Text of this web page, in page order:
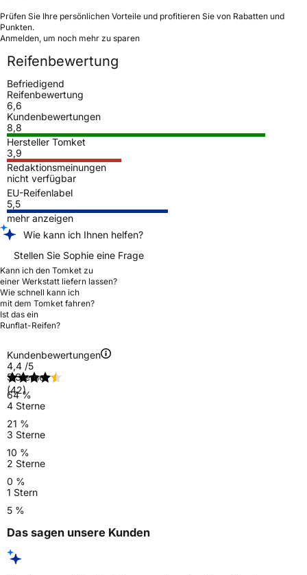
Prüfen Sie Ihre persönlichen Vorteile und profitieren Sie von Rabatten und
Punkten.
Anmelden, um noch mehr zu sparen
Reifenbewertung
Befriedigend
Reifenbewertung
6,6
Kundenbewertungen
8,8
Hersteller Tomket
3,9
Redaktionsmeinungen
nicht verfügbar
EU-Reifenlabel
5,5
mehr anzeigen
Wie kann ich Ihnen helfen?
Stellen Sie Sophie eine Frage
Kann ich den Tomket zu
einer Werkstatt liefern lassen?
Wie schnell kann ich
mit dem Tomket fahren?
Ist das ein
Runflat-Reifen?
Kundenbewertungen
4,4 /5
(42)
5 Sterne
64 %
4 Sterne
21 %
3 Sterne
10 %
2 Sterne
0 %
1 Stern
5 %
Das sagen unsere Kunden